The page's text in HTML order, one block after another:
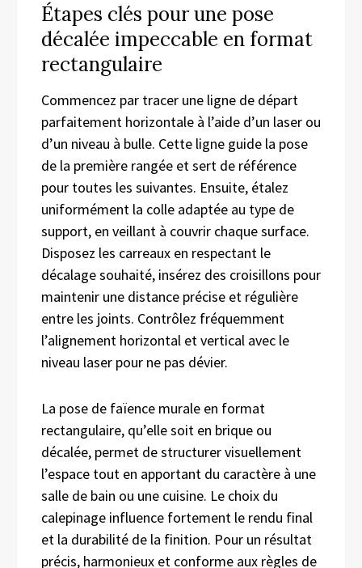
Étapes clés pour une pose
décalée impeccable en format
rectangulaire
Commencez par tracer une ligne de départ
parfaitement horizontale à l’aide d’un laser ou
d’un niveau à bulle. Cette ligne guide la pose
de la première rangée et sert de référence
pour toutes les suivantes. Ensuite, étalez
uniformément la colle adaptée au type de
support, en veillant à couvrir chaque surface.
Disposez les carreaux en respectant le
décalage souhaité, insérez des croisillons pour
maintenir une distance précise et régulière
entre les joints. Contrôlez fréquemment
l’alignement horizontal et vertical avec le
niveau laser pour ne pas dévier.
La pose de faïence murale en format
rectangulaire, qu’elle soit en brique ou
décalée, permet de structurer visuellement
l’espace tout en apportant du caractère à une
salle de bain ou une cuisine. Le choix du
calepinage influence fortement le rendu final
et la durabilité de la finition. Pour un résultat
précis, harmonieux et conforme aux règles de